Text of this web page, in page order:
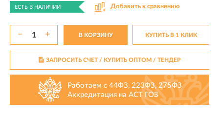
ЕСТЬ В НАЛИЧИИ Добавить к сравнению
− + В КОРЗИНУ КУПИТЬ В 1 КЛИК
ЗАПРОСИТЬ СЧЕТ / КУПИТЬ ОПТОМ/ ТЕНДЕР
Работаем с 44ФЗ, 223ФЗ, 275ФЗ
Аккредитация на АСТ ГОЗ